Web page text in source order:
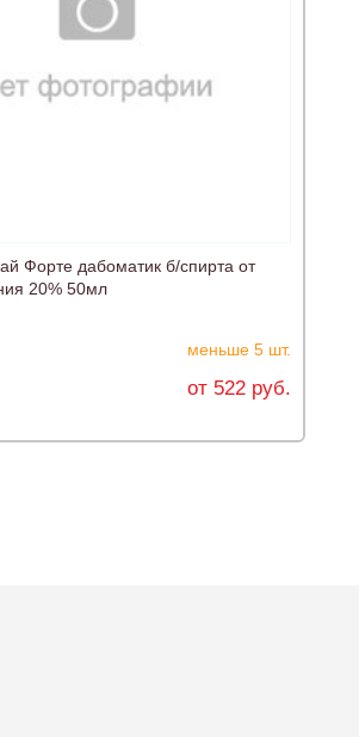
Форте дабоматик б/спирта от
20% 50мл
меньше 5 шт.
от 522 руб.